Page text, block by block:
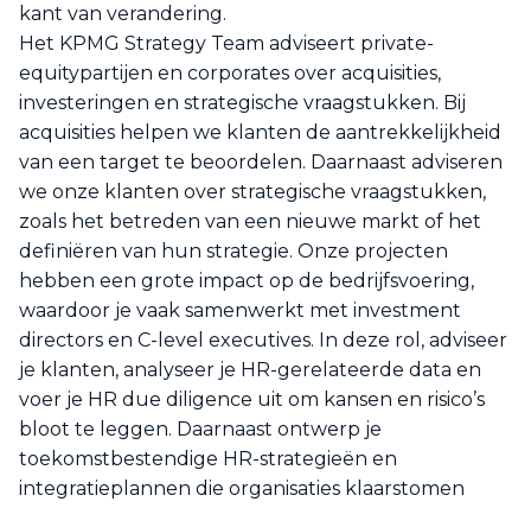
kant van verandering.
Het KPMG Strategy Team adviseert private-
equitypartijen en corporates over acquisities,
investeringen en strategische vraagstukken. Bij
acquisities helpen we klanten de aantrekkelijkheid
van een target te beoordelen. Daarnaast adviseren
we onze klanten over strategische vraagstukken,
zoals het betreden van een nieuwe markt of het
definiëren van hun strategie. Onze projecten
hebben een grote impact op de bedrijfsvoering,
waardoor je vaak samenwerkt met investment
directors en C-level executives. In deze rol, adviseer
je klanten, analyseer je HR-gerelateerde data en
voer je HR due diligence uit om kansen en risico’s
bloot te leggen. Daarnaast ontwerp je
toekomstbestendige HR-strategieën en
integratieplannen die organisaties klaarstomen